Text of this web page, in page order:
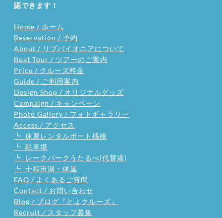
認できます！
Home / ホーム
Reservation / 予約
About / リブパイオニアについて
Boat Tour / ツアーのご案内
Price / クルーズ料金
Guide / ご利用案内
Design Shop / オリジナルグッズ
Campaign / キャンペーン
Photo Gallery / フォトギャラリー
Access / アクセス
┗ 休屋レンタルボート桟橋
┗ 駐車場
┗ レークパークうたるべ(代替港)
┗ 十和田湖・休屋
FAQ / よくあるご質問
Contact / お問い合わせ
Blog / ブログ『とよクルーズ』
Recruit／スタッフ募集